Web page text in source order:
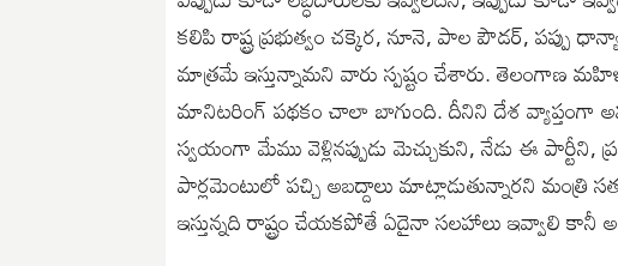
కలిపి రాష్ట్ర ప్రభుత్వం చక్కెర, నూనె, పాల పౌడర్,
మాత్రమే ఇస్తున్నామని వారు స్పష్టం చేశారు. తెలంగాణ
మానిటరింగ్ పథకం చాలా బాగుంది. దీనిని దేశ వ్యాప్తంగా
స్వయంగా మేము వెళ్లినప్పుడు మెచ్చుకుని, నేడు ఈ
పార్లమెంటులో పచ్చి అబద్దాలు మాట్లాడుతున్నారని మంత్రి
ఇస్తున్నది రాష్ట్రం చేయకపోతే ఏదైనా సలహాలు ఇవ్వాలి కానీ